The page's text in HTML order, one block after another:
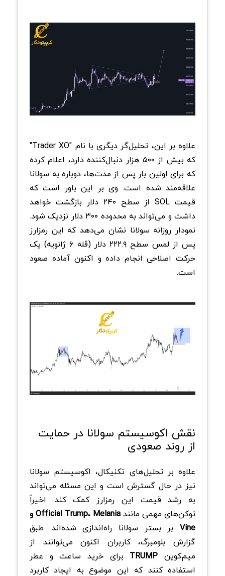
علاوه بر این، تحلیل‌گر دیگری با نام "Trader XO"
که بیش از ۵۰۰ هزار دنبال‌کننده دارد، اعلام کرده
که برای اولین بار پس از مدت‌ها، دوباره به سولانا
علاقه‌مند شده است. وی بر این باور است که
قیمت SOL از سطح ۲۴۰ دلار بازگشت خواهد
داشت و می‌تواند به محدوده ۳۰۰ دلار نزدیک شود.
نمودار روزانه سولانا نشان می‌دهد که این رمزارز
پس از لمس سطح ۲۲۲.۹ دلار (قله ۶ ژانویه) یک
حرکت اصلاحی انجام داده و اکنون آماده صعود
است.
نقش اکوسیستم سولانا در حمایت
از روند صعودی
علاوه بر تحلیل‌های تکنیکال، اکوسیستم سولانا
نیز در حال گسترش است و این مسئله می‌تواند
به رشد قیمت این رمزارز کمک کند. اخیراً
توکن‌های مهمی مانند
Official Trump، Melania و
Vine بر بستر سولانا راه‌اندازی شده‌اند. طبق
گزارش بلومبرگ، کاربران اکنون می‌توانند از
میم‌کوین TRUMP برای خرید ساعت و عطر
استفاده کنند که این موضوع به ایجاد کاربرد